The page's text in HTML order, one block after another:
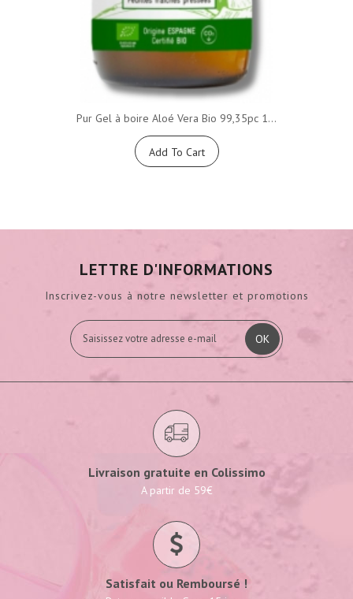
Pur Gel à boire Aloé Vera Bio 99,35pc 1...
Add To Cart
LETTRE D'INFORMATIONS
Inscrivez-vous à notre newsletter et promotions
OK
Livraison gratuite en Colissimo
A partir de 59€
Satisfait ou Remboursé !